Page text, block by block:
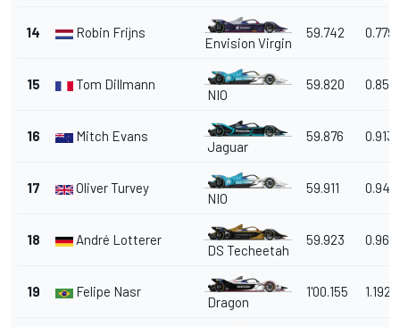
14 Robin Frijns
Envision Virgin
59.742 0.779
15 Tom Dillmann
NIO
59.820 0.857
16 Mitch Evans
Jaguar
59.876 0.913
17 Oliver Turvey
NIO
59.911 0.948
18 André Lotterer
DS Techeetah
59.923 0.960
19 Felipe Nasr
Dragon
1'00.155 1.192